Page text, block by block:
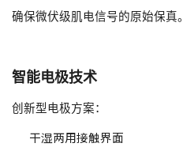
确保微伏级肌电信号的原始保真。
智能电极技术
创新型电极方案：
干湿两用接触界面